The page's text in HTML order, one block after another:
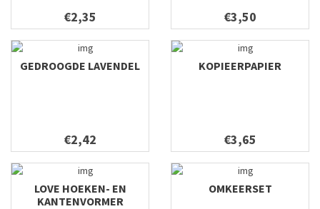
€2,35 €3,50
GEDROOGDE LAVENDEL
€2,42
KOPIEERPAPIER
€3,65
LOVE HOEKEN- EN
KANTENVORMER
OMKEERSET